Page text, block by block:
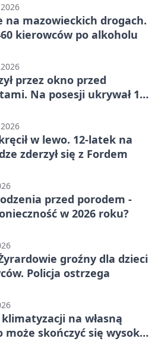
na mazowieckich drogach.
kierowców po alkoholu
przez okno przed
Na posesji ukrywał 12
w lewo. 12-latek na
zderzył się z Fordem
przed porodem -
w 2026 roku?
groźny dla dzieci
Policja ostrzega
na własną
może skończyć się wysoką